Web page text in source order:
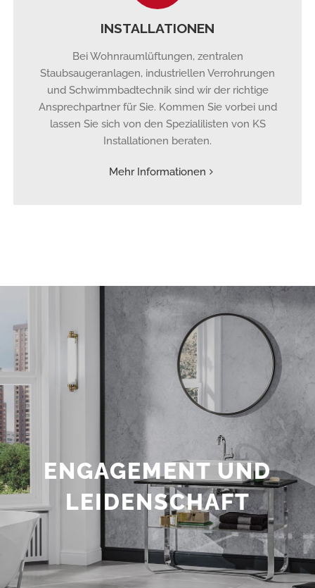
INSTALLATIONEN
Bei Wohnraumlüftungen, zentralen
Staubsaugeranlagen, industriellen Verrohrungen
und Schwimmbadtechnik sind wir der richtige
Ansprechpartner für Sie. Kommen Sie vorbei und
lassen Sie sich von den Spezialilisten von KS
Installationen beraten.
Mehr Informationen
ENGAGEMENT UND
LEIDENSCHAFT